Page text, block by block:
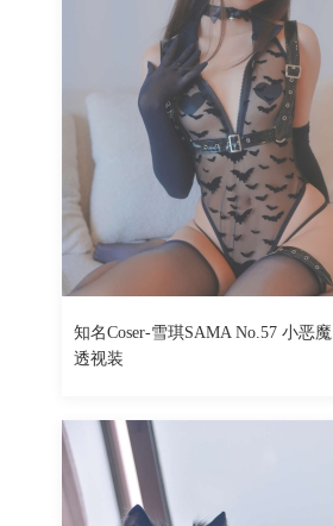
916 阅读
By
知名Coser-雪琪SAMA No.57 小恶魔
透视装